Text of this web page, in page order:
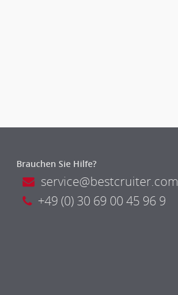
Brauchen Sie Hilfe?
service@bestcruiter.com
+49 (0) 30 69 00 45 96 9